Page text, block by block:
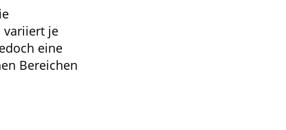
variiert je
eine
Bereichen